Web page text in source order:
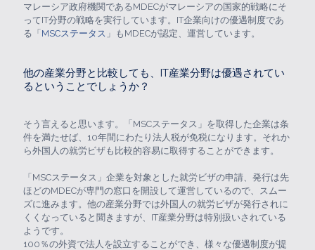
マレーシア政府機関であるMDECがマレーシアの国家的戦略にそ
ってIT分野の戦略を実行しています。IT企業向けの優遇制度であ
る「MSCステータス 」もMDECが認定、運営しています。
他の産業分野と比較しても、IT産業分野は優遇されてい
るということでしょうか？
そう言えると思います。「MSCステータス」を取得した企業は条
件を満たせば、10年間にわたり法人税が免税になります。それか
ら外国人の就労ビザも比較的容易に取得することができます。
「MSCステータス」企業を対象とした就労ビザの申請、発行は先
ほどのMDECが専門の窓口を開設して運営しているので、スムー
ズに進みます。他の産業分野では外国人の就労ビザが発行されに
くくなっていると聞きますが、IT産業分野は特別扱いされている
ようです。
100％の外資で法人を設立することができ、様々な優遇制度が提